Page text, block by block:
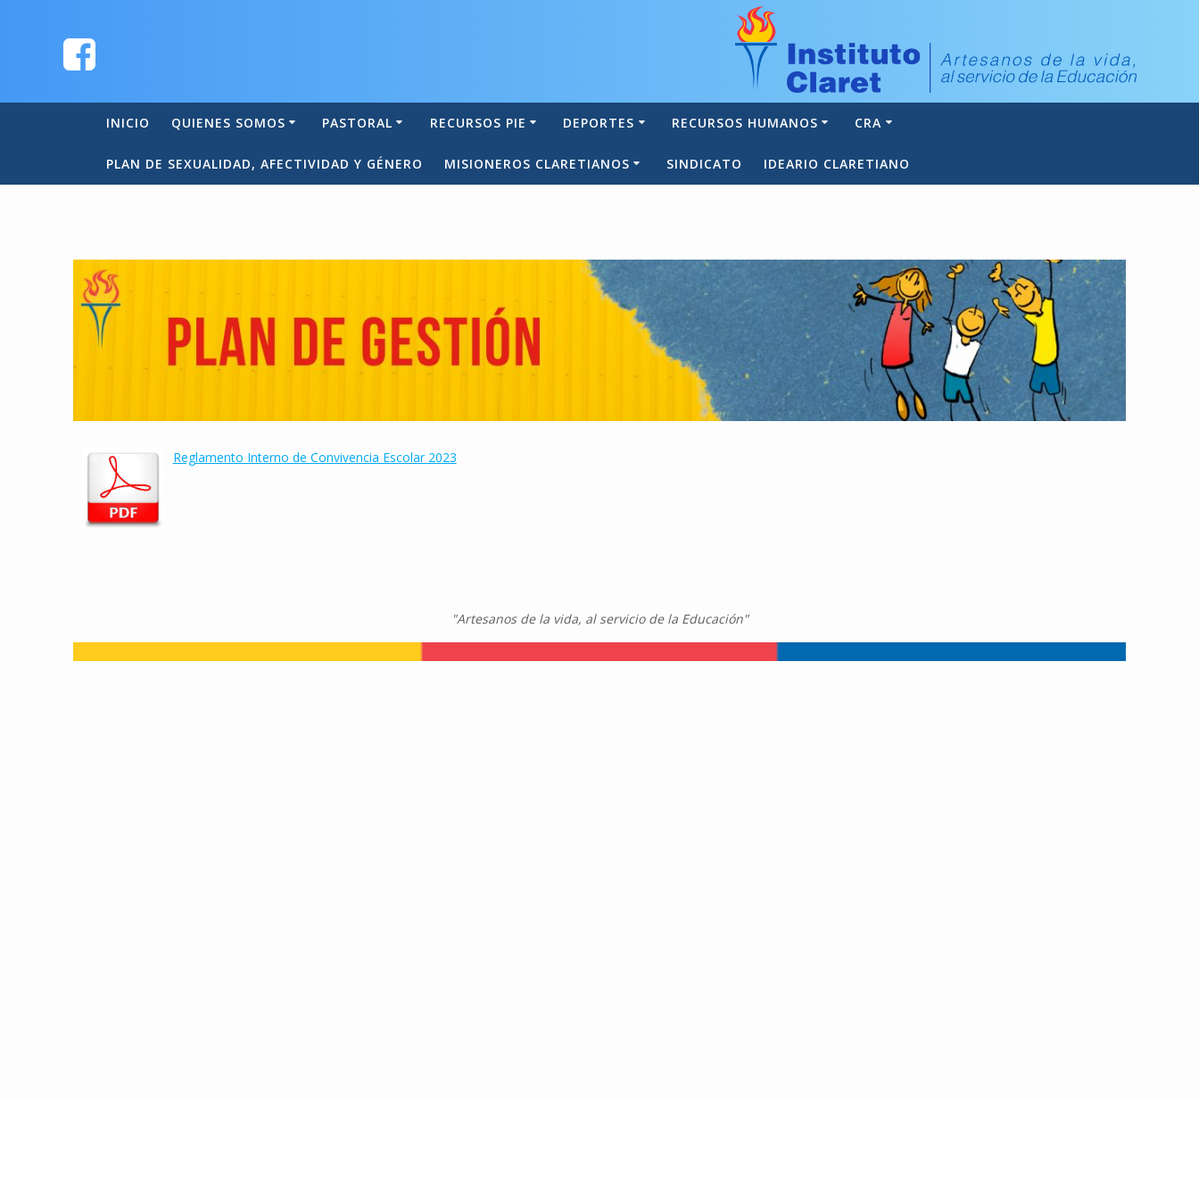
INICIO QUIENES SOMOS PASTORAL RECURSOS PIE DEPORTES RECURSOS HUMANOS CRA
PLAN DE SEXUALIDAD, AFECTIVIDAD Y GÉNERO MISIONEROS CLARETIANOS SINDICATO IDEARIO CLARETIANO
Reglamento Interno de Convivencia Escolar 2023
"Artesanos de la vida, al servicio de la Educación"